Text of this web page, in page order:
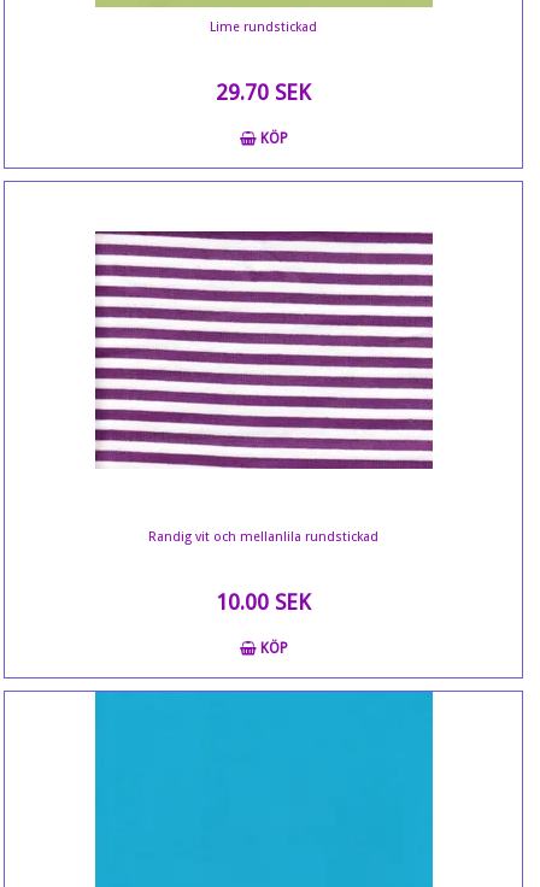
Lime rundstickad
29.70 SEK
KÖP
Randig vit och mellanlila rundstickad
10.00 SEK
KÖP